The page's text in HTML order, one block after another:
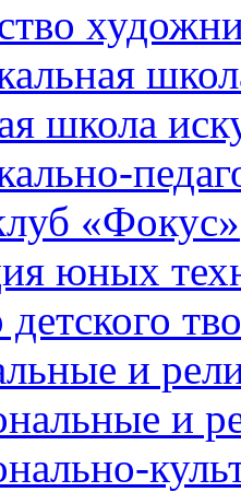
школа
«Фокус»
юных
и
и